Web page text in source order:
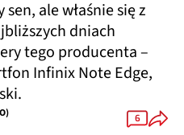
ale właśnie się z
dniach
tego producenta –
Infinix Note Edge,
6